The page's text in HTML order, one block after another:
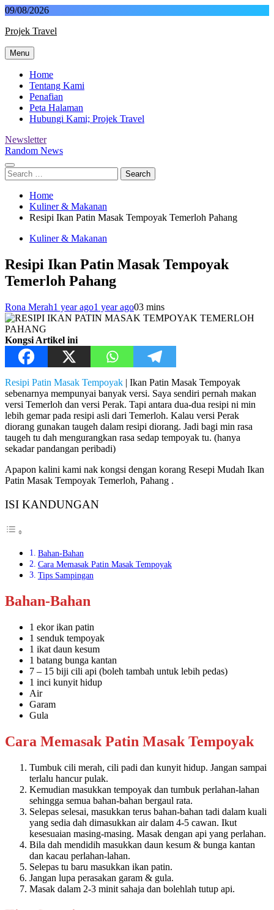
Skip
content
09/08/2026
Projek Travel
Malaysia Travel Portal
Menu
Home
Tentang Kami
Penafian
Peta Halaman
Hubungi Kami; Projek Travel
Newsletter
Random News
Search
for:
Home
Kuliner & Makanan
Resipi Ikan Patin Masak Tempoyak Temerloh Pahang
Kuliner & Makanan
Resipi Ikan Patin Masak Tempoyak
Temerloh Pahang
Rona Merah1 year ago1 year ago03 mins
Kongsi Artikel ini
Resipi Patin Masak Tempoyak | Ikan Patin Masak Tempoyak
sebenarnya mempunyai banyak versi. Saya sendiri pernah makan
versi Temerloh dan versi Perak. Tapi antara dua-dua resipi ni min
lebih gemar pada resipi asli dari Temerloh. Kalau versi Perak
diorang gunakan taugeh dalam resipi diorang. Jadi bagi min rasa
taugeh tu dah mengurangkan rasa sedap tempoyak tu. (hanya
sekadar pandangan peribadi)
Apapon kalini kami nak kongsi dengan korang Resepi Mudah Ikan
Patin Masak Tempoyak Temerloh, Pahang .
ISI KANDUNGAN
Bahan-Bahan
Cara Memasak Patin Masak Tempoyak
Tips Sampingan
Bahan-Bahan
1 ekor ikan patin
1 senduk tempoyak
1 ikat daun kesum
1 batang bunga kantan
7 – 15 biji cili api (boleh tambah untuk lebih pedas)
1 inci kunyit hidup
Air
Garam
Gula
Cara Memasak Patin Masak Tempoyak
Tumbuk cili merah, cili padi dan kunyit hidup. Jangan sampai
terlalu hancur pulak.
Kemudian masukkan tempoyak dan tumbuk perlahan-lahan
sehingga semua bahan-bahan bergaul rata.
Selepas selesai, masukkan terus bahan-bahan tadi dalam kuali
yang sedia dah dimasukkan air dalam 4-5 cawan. Ikut
kesesuaian masing-masing. Masak dengan api yang perlahan.
Bila dah mendidih masukkan daun kesum & bunga kantan
dan kacau perlahan-lahan.
Selepas tu baru masukkan ikan patin.
Jangan lupa perasakan garam & gula.
Masak dalam 2-3 minit sahaja dan bolehlah tutup api.